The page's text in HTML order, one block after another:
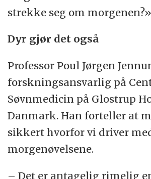
normal høyde igjen.
strekke seg om morgenen?»
Dyr gjør det også
Professor Poul Jørgen
forskningsansvarlig på
Søvnmedicin på Glostrup
Danmark. Han forteller at
sikkert hvorfor vi driver
morgenøvelsene.
– Det er antagelig rimelig